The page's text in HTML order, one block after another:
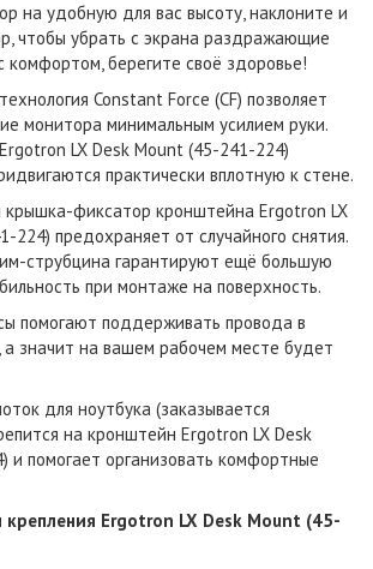
на удобную для вас высоту, наклоните и
чтобы убрать с экрана раздражающие
комфортом, берегите своё здоровье!
Constant Force (CF) позволяет
монитора минимальным усилием руки.
LX Desk Mount (45-241-224)
практически вплотную к стене.
фиксатор кронштейна Ergotron LX
224) предохраняет от случайного снятия.
струбцина гарантируют ещё большую
при монтаже на поверхность.
помогают поддерживать провода в
а значит на вашем рабочем месте будет
для ноутбука (заказывается
на кронштейн Ergotron LX Desk
и помогает организовать комфортные
Ergotron LX Desk Mount (45-